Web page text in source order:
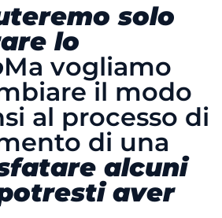
solo
lo
Ma vogliamo
il modo
al processo di
di una
alcuni
aver